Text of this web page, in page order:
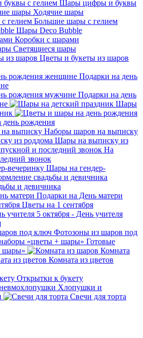
Шары цифры и буквы
Ходячие шары
Большие шары с гелием
Шары Deco Bubble
Коробки с шарами
Светящиеся шары
Цветы и букеты из шаров
Подарки на день
Подарки на день
Шары
рождения
Наборы шаров на выписку
Шары на выписку из
На
звонок
Шары на гендер-
и девичника
Подарки на День матери
Цветы на 1 сентября
5 октября - День учителя
Фотозоны из шаров под
Готовые
шары»
Комната
Комната из цветов
Открытки к букету
Хлопушки и
Свечи для торта